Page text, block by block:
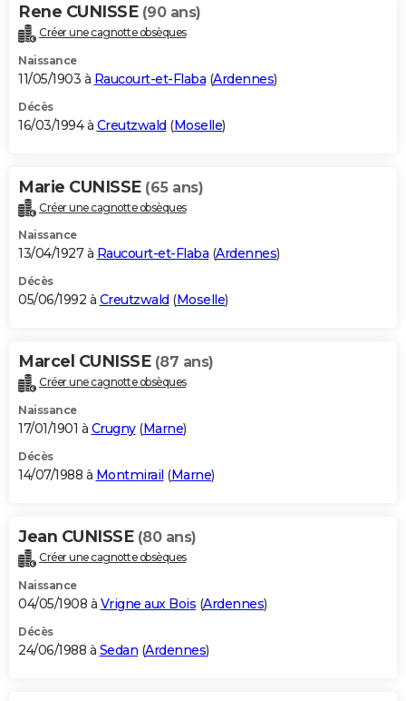
Rene CUNISSE (90 ans)
Créer une cagnotte obsèques
Naissance
11/05/1903 à Raucourt-et-Flaba (Ardennes)
Décès
16/03/1994 à Creutzwald (Moselle)
Marie CUNISSE (65 ans)
Créer une cagnotte obsèques
Naissance
13/04/1927 à Raucourt-et-Flaba (Ardennes)
Décès
05/06/1992 à Creutzwald (Moselle)
Marcel CUNISSE (87 ans)
Créer une cagnotte obsèques
Naissance
17/01/1901 à Crugny(Marne)
Décès
14/07/1988 à Montmirail (Marne)
Jean CUNISSE (80 ans)
Créer une cagnotte obsèques
Naissance
04/05/1908 à Vrigne aux Bois (Ardennes)
Décès
24/06/1988 à Sedan (Ardennes)